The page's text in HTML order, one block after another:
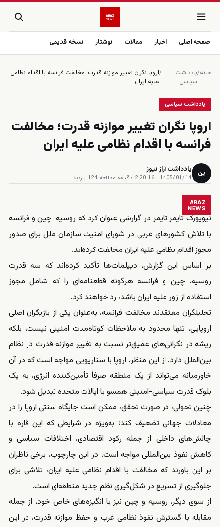
صفحه اصلی اخبار مقالات نوشتار نسخه قدیمی
خانه/یادداشت
سیاسی
/اروپا نگران تغییر موازنه قدرت؛ مخالفت فرانسه با اقدام نظامی
علیه ایران
یادداشت سیاسی
اروپا نگران تغییر موازنه قدرت؛ مخالفت
فرانسه با اقدام نظامی علیه ایران
ین یادداشت آراز نیوز
1405/01/14 · 20:16
·2 دقیقه مطالعه ·124 بازدید
ARAZ
NEWS
نیویورک تایمز تایمز در گزارشی عنوان کرد که روسیه، چین و فرانسه
با تلاش کشورهای عربی در شورای امنیت سازمان ملل برای صدور
مجوز اقدام نظامی علیه ایران مخالفت کرده‌اند.
بر اساس این گزارش، دیپلمات‌ها تأکید کرده‌اند که سه قدرت
روسیه، چین و فرانسه هرگونه قطعنامه‌ای را که شامل مجوز
استفاده از زور علیه ایران باشد، رد خواهند کرد.
تحلیلگران معتقدند مخالفت فرانسه، به‌عنوان یکی از بازیگران اصلی
اروپایی، تنها محدود به ملاحظات کوتاه‌مدت امنیتی نیست، بلکه
ریشه در نگرانی‌های عمیق‌تر نسبت به تغییر موازنه قدرت در نظام
بین‌الملل دارد. از این منظر، اروپا با سناریویی مواجه است که در آن
خاورمیانه می‌تواند از یک منطقه صرفاً تأمین‌کننده انرژی، به یک
بلوک قدرت سیاسی-امنیتی همسو با ایالات متحده تبدیل شود.
چنین تحولی، در صورت تحقق، ممکن است جایگاه سنتی اروپا را در
معادلات جهانی تضعیف کند؛ به‌ویژه در شرایطی که این قاره با
چالش‌های داخلی از جمله رکود اقتصادی، اختلافات سیاسی و
کاهش نفوذ بین‌المللی مواجه است. در این چارچوب، برخی ناظران
بر این باورند که مخالفت با اقدام نظامی علیه ایران، تلاشی برای
جلوگیری از تسریع در شکل‌گیری نظم جدید منطقه‌ای است.
از سوی دیگر، روسیه و چین نیز با انگیزه‌های خاص خود، از جمله
مقابله با گسترش نفوذ نظامی غرب و حفظ موازنه قدرت، در این